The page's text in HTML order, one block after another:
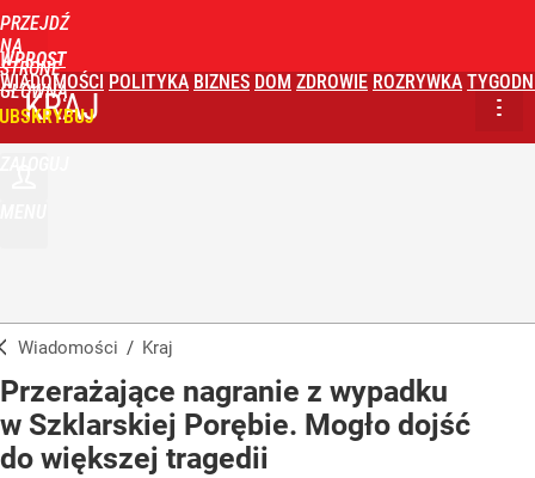
PRZEJDŹ
NA
STRONĘ
GŁÓWNĄ
WPROST
WIADOMOŚCI POLITYKA BIZNES DOM ZDROWIE ROZRYWKA
KRAJ
Wiadomości / Kraj
Przerażające nagranie z wypadku
w Szklarskiej Porębie. Mogło dojść
do większej tragedii